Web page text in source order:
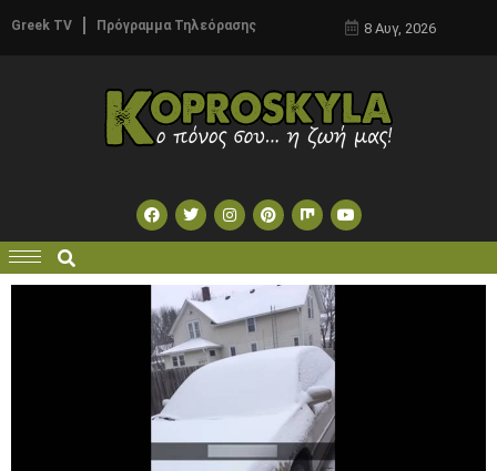
Greek TV Πρόγραμμα Τηλεόρασης 8 Αυγ, 2026